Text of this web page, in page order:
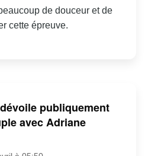
de douceur et de
cette épreuve.
publiquement
avec Adriane